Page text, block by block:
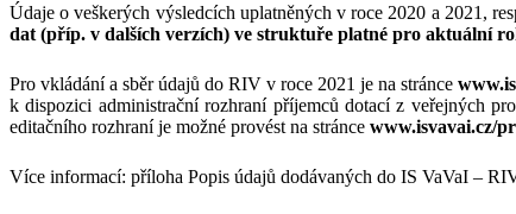
Údaje o veškerých výsledcích uplatněných v roce 2020 a 2021,
dat (příp. v dalších verzích) ve struktuře platné pro aktuální
Pro vkládání a sběr údajů do RIV v roce 2021 je na stránce
k dispozici administrační rozhraní příjemců dotací z veřejných
editačního rozhraní je možné provést na stránce www.isvavai.cz/
Více informací: příloha Popis údajů dodávaných do IS VaVaI –